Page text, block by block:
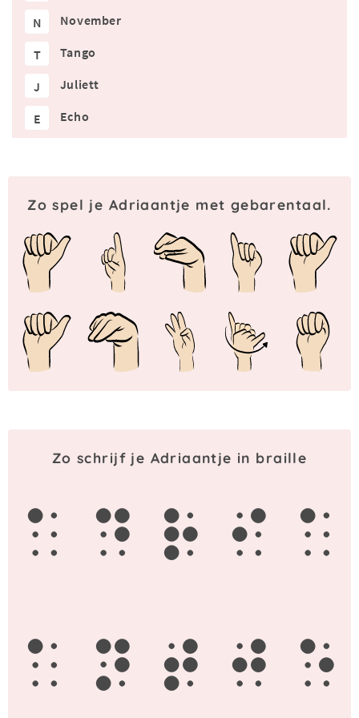
N November
T Tango
J Juliett
E Echo
Zo spel je Adriaantje met gebarentaal.
Zo schrijf je Adriaantje in braille
a d r i a
a n t j e